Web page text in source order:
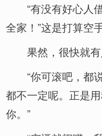
“有没有好心人
全家！”这是打算空
果然，很快就有
“你可滚吧，都
都不一定呢。正是
你。”